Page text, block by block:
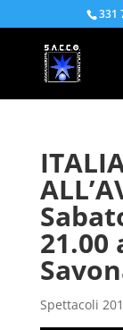
331
21.00
Spettacoli